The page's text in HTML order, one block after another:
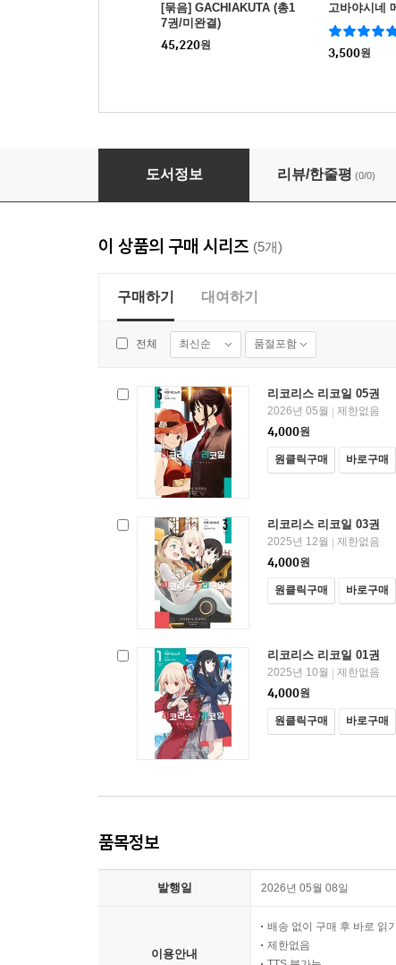
[묶음] GACHIAKUTA (총1
7권/미완결)
45,220원
고바야시네
3,500원
리코리스 리코일 05권
도서정보 리뷰/한줄평 (0/0)
이 상품의 구매 시리즈 (5개)
구매하기 대여하기
전체 최신순 품절포함
리코리스 리코일 05권
2026년 05월
제한없음
4,000원
원클릭구매 바로구매
리코리스 리코일 03권
2025년 12월
제한없음
4,000원
원클릭구매 바로구매
리코리스 리코일 01권
2025년 10월
제한없음
4,000원
원클릭구매 바로구매
품목정보
발행일 2026년 05월 08일
이용안내
배송 없이 구매 후 바로 읽기
제한없음